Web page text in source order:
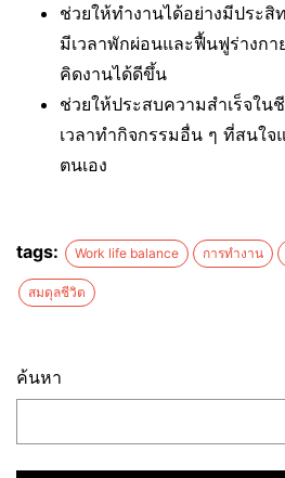
ช่วยให้ทำงานได้อย่างมีประ
มีเวลาพักผ่อนและฟื้นฟูร่างก
คิดงานได้ดีขึ้น
ช่วยให้ประสบความสำเร็จใน
เวลาทำกิจกรรมอื่น ๆ ที่สนใ
ตนเอง
tags: Work life balance การทำงาน
สมดุลชีวิต
ค้นหา